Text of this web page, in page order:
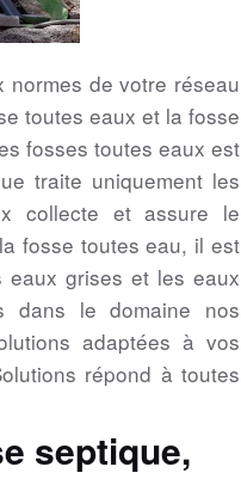
normes de votre réseau
toutes eaux et la fosse
fosses toutes eaux est
traite uniquement les
collecte et assure le
fosse toutes eau, il est
eaux grises et les eaux
dans le domaine nos
adaptées à vos
répond à toutes
septique,